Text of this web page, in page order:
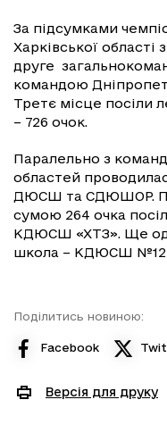
За підсумками
Харківської
друге
командою
Третє місце посіли
– 726 очок.
Паралельно з
областей
ДЮСШ та СДЮШОР.
сумою 264 очка
КДЮСШ «ХТЗ». Ще
школа – КДЮСШ №12 -
Поділитись новиною:
Facebook
Версія для друку